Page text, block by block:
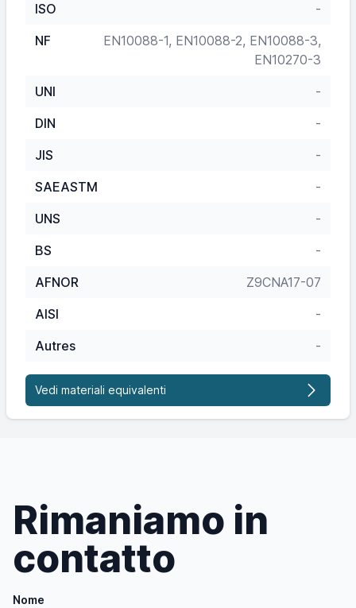
ISO
-
NF
EN10088-1, EN10088-2, EN10088-3,
EN10270-3
UNI
-
DIN
-
JIS
-
SAEASTM
-
UNS
-
BS
-
AFNOR
Z9CNA17-07
AISI
-
Autres
-
Vedi materiali equivalenti
Rimaniamo in
contatto
Nome